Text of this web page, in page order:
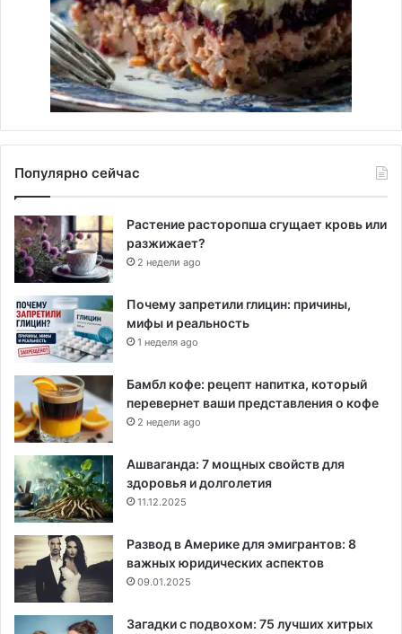
Популярно сейчас
Растение расторопша сгущает кровь или
разжижает?
2 недели ago
Почему запретили глицин: причины,
мифы и реальность
1 неделя ago
Бамбл кофе: рецепт напитка, который
перевернет ваши представления о кофе
2 недели ago
Ашваганда: 7 мощных свойств для
здоровья и долголетия
11.12.2025
Развод в Америке для эмигрантов: 8
важных юридических аспектов
09.01.2025
Загадки с подвохом: 75 лучших хитрых